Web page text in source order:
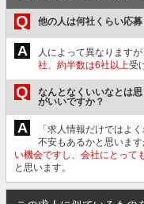
Q 他の人は何社くらい応
A 人によって異なりますが
社、約半数は6社以上受
Q
なんとなくいいなとは
がいいですか？
A
「求人情報だけではよ
不安もあるかと思います
い機会ですし、会社にとって
と思います。